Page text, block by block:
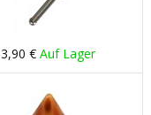
3,90 € Auf Lager